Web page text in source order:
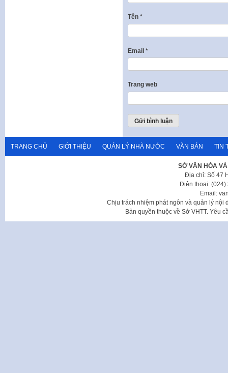
Tên *
Email *
Trang web
TRANG CHỦ GIỚI THIỆU QUẢN LÝ NHÀ NƯỚC VĂN BẢN TIN
SỞ VĂN HÓA
Địa chỉ: Số 47
Điện thoại: (024)
Email:
Chịu trách nhiệm phát ngôn và quản lý nội
Bản quyền thuộc về Sở VHTT. Yêu